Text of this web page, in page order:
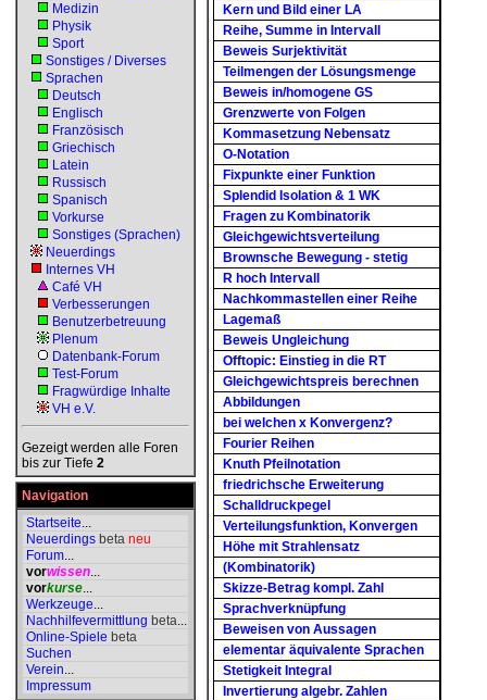
Medizin
Physik
Sport
Sonstiges / Diverses
Sprachen
Deutsch
Englisch
Französisch
Griechisch
Latein
Russisch
Spanisch
Vorkurse
Sonstiges (Sprachen)
Neuerdings
Internes VH
Café VH
Verbesserungen
Benutzerbetreuung
Plenum
Datenbank-Forum
Test-Forum
Fragwürdige Inhalte
VH e.V.
Gezeigt werden alle Foren
bis zur Tiefe 2
Navigation
Startseite...
Neuerdings beta neu
Forum...
vorwissen...
vorkurse...
Werkzeuge...
Nachhilfevermittlung beta...
Online-Spiele beta
Suchen
Verein...
Impressum
Kern und Bild einer LA
Reihe, Summe in Intervall
Beweis Surjektivität
Teilmengen der Lösungsmenge
Beweis in/homogene GS
Grenzwerte von Folgen
Kommasetzung Nebensatz
O-Notation
Fixpunkte einer Funktion
Splendid Isolation & 1 WK
Fragen zu Kombinatorik
Gleichgewichtsverteilung
Brownsche Bewegung - stetig
R hoch Intervall
Nachkommastellen einer Reihe
Lagemaß
Beweis Ungleichung
Offtopic: Einstieg in die RT
Gleichgewichtspreis berechnen
Abbildungen
bei welchen x Konvergenz?
Fourier Reihen
Knuth Pfeilnotation
friedrichsche Erweiterung
Schalldruckpegel
Verteilungsfunktion, Konvergen
Höhe mit Strahlensatz
(Kombinatorik)
Skizze-Betrag kompl. Zahl
Sprachverknüpfung
Beweisen von Aussagen
elementar äquivalente Sprachen
Stetigkeit Integral
Invertierung algebr. Zahlen